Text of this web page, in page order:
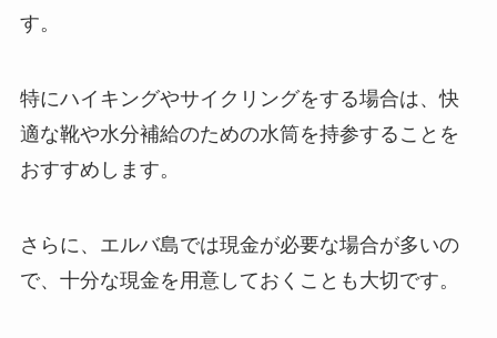
す。
特にハイキングやサイクリングをする場合は、快
適な靴や水分補給のための水筒を持参することを
おすすめします。
さらに、エルバ島では現金が必要な場合が多いの
で、十分な現金を用意しておくことも大切です。